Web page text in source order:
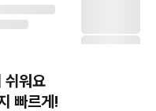
쉬워요
빠르게!